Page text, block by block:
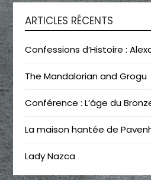
ARTICLES RÉCENTS
Confessions d’Histoire :
The Mandalorian and Grogu
Conférence : L’âge du
La maison hantée de
Lady Nazca